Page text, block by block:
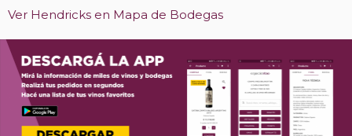
Ver Hendricks en Mapa de Bodegas